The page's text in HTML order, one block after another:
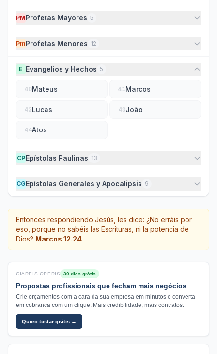
PMProfetas Mayores 5
PmProfetas Menores 12
E Evangelios y Hechos 5
40Mateus 41Marcos
42Lucas 43João
44Atos
CPEpístolas Paulinas 13
CGEpístolas Generales y Apocalipsis 9
Entonces respondiendo Jesús, les dice: ¿No erráis por
eso, porque no sabéis las Escrituras, ni la potencia de
Dios? Marcos 12.24
CIAREIS OPERIS 30 dias grátis
Propostas profissionais que fecham mais negócios
Crie orçamentos com a cara da sua empresa em minutos e converta
em cobrança com um clique. Mais credibilidade, mais contratos.
Quero testar grátis →